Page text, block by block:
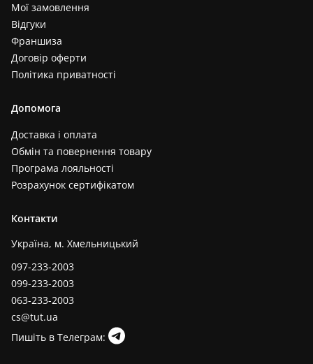
Мої замовлення
Відгуки
Франшиза
Договір оферти
Політика приватності
Допомога
Доставка і оплата
Обмін та повернення товару
Програма лояльності
Розрахунок сертифікатом
Контакти
Україна, м. Хмельницький
097-233-2003
099-233-2003
063-233-2003
cs@tut.ua
Пишіть в Телеграм: